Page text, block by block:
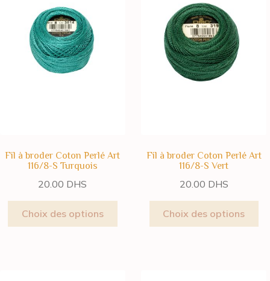
Fil à broder Coton Perlé Art
116/8-S Turquois
20.00 DHS
Choix des options
Fil à broder Coton Perlé Art
116/8-S Vert
20.00 DHS
Choix des options